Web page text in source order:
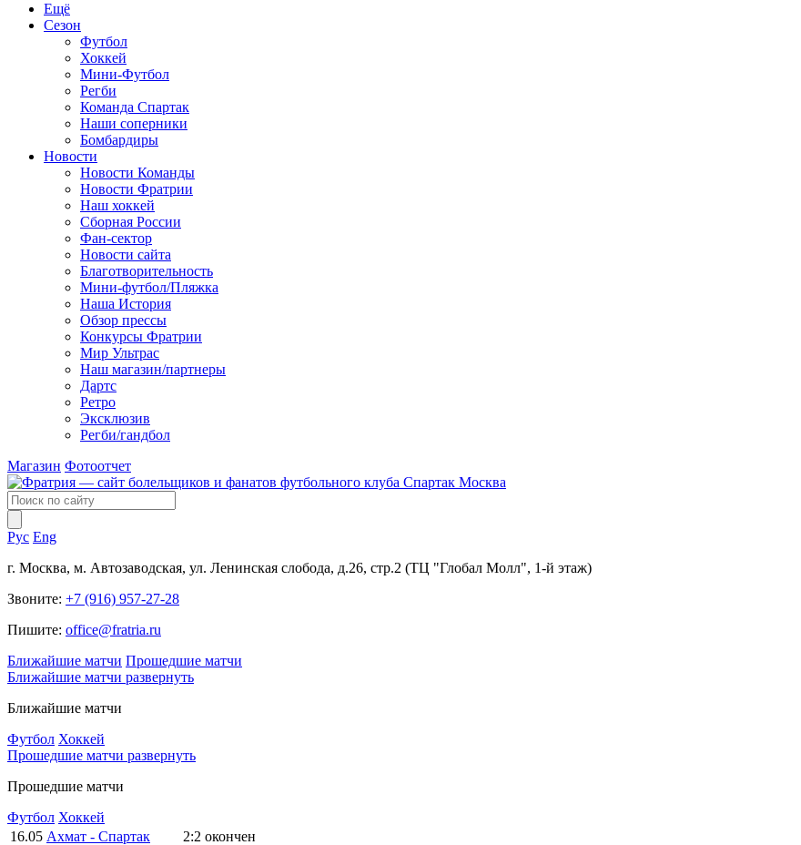
Ещё
Сезон
Футбол
Хоккей
Мини-Футбол
Регби
Команда Спартак
Наши соперники
Бомбардиры
Новости
Новости Команды
Новости Фратрии
Наш хоккей
Сборная России
Фан-cектор
Новости сайта
Благотворительность
Мини-футбол/Пляжка
Наша История
Обзор прессы
Конкурсы Фратрии
Мир Ультрас
Наш магазин/партнеры
Дартс
Ретро
Эксклюзив
Регби/гандбол
Магазин Фотоотчет
Рус Eng
г. Москва, м. Автозаводская, ул. Ленинская слобода, д.26, стр.2 (ТЦ "Глобал Молл", 1-й этаж)
Звоните: +7 (916) 957-27-28
Пишите: office@fratria.ru
Ближайшие матчи Прошедшие матчи
Ближайшие матчи развернуть
Ближайшие матчи
Футбол Хоккей
Прошедшие матчи развернуть
Прошедшие матчи
Футбол Хоккей
16.05 Ахмат - Спартак 2:2 окончен